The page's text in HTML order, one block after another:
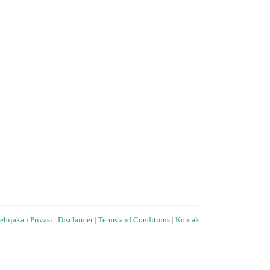
Privasi Disclaimer| Terms and Conditions Kontak